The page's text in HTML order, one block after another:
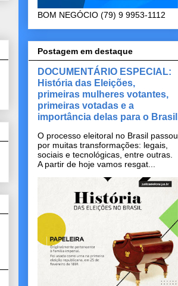
BOM NEGÓCIO (79) 9 9953-1112
Postagem em destaque
DOCUMENTÁRIO ESPECIAL:
História das Eleições,
primeiras mulheres votantes,
primeiras votadas e a
importância delas para o Brasil
O processo eleitoral no Brasil passou
por muitas transformações: legais,
sociais e tecnológicas, entre outras.
A partir de hoje vamos resgat...